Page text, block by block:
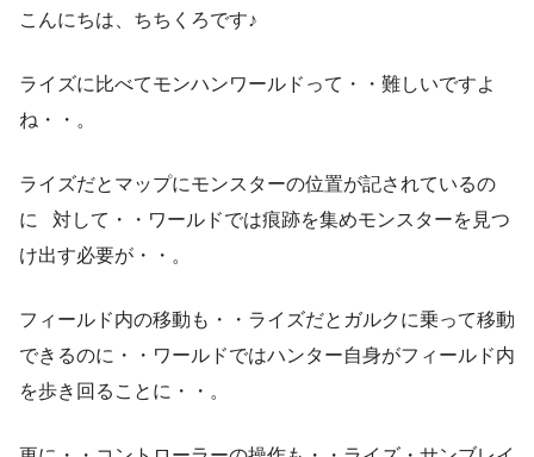
こんにちは、ちちくろです♪
ライズに比べてモンハンワールドって・・難しいですよ
ね・・。
ライズだとマップにモンスターの位置が記されているの
に 対して・・ワールドでは痕跡を集めモンスターを見つ
け出す必要が・・。
フィールド内の移動も・・ライズだとガルクに乗って移動
できるのに・・ワールドではハンター自身がフィールド内
を歩き回ることに・・。